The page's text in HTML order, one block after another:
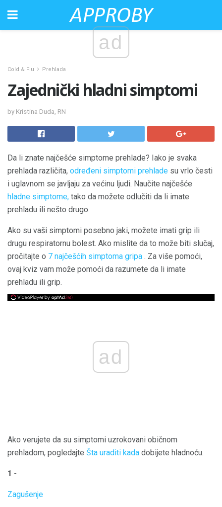
ad
Cold & Flu Prehlada
Zajednički hladni simptomi
by Kristina Duda, RN
Da li znate najčešće simptome prehlade? Iako je svaka
prehlada različita, određeni simptomi prehlade su vrlo česti
i uglavnom se javljaju za većinu ljudi. Naučite najčešće
hladne simptome, tako da možete odlučiti da li imate
prehladu ili nešto drugo.
Ako su vaši simptomi posebno jaki, možete imati grip ili
drugu respiratornu bolest. Ako mislite da to može biti slučaj,
pročitajte o 7 najčešćih simptoma gripa . Za više pomoći,
ovaj kviz vam može pomoći da razumete da li imate
prehladu ili grip.
ad
Ako verujete da su simptomi uzrokovani običnom
prehladom, pogledajte Šta uraditi kada dobijete hladnoću.
1 -
Zagušenje